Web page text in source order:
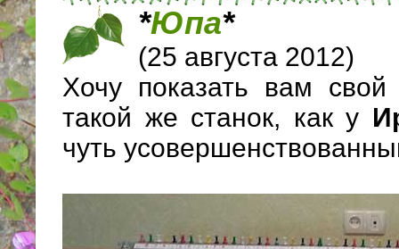
*Юпа*
(25 августа 2012)
Хочу показать вам свой
такой же станок, как у
чуть